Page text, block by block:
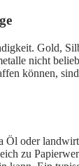
Gold,
nicht
können,
oder
zu